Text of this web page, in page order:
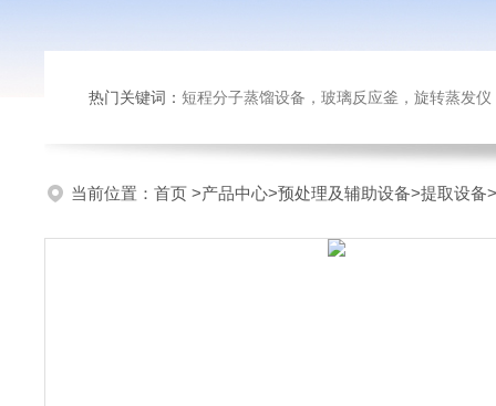
热门关键词： 短程分子蒸馏设备，玻璃反应釜，旋转蒸发
当前位置： 首页 >产品中心>预处理及辅助设备>提取设备